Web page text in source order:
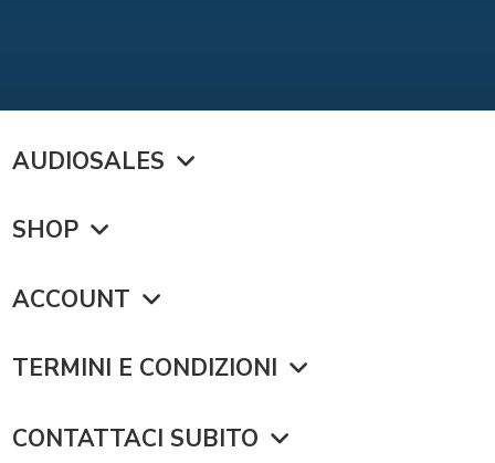
AUDIOSALES
SHOP
ACCOUNT
TERMINI E CONDIZIONI
CONTATTACI SUBITO